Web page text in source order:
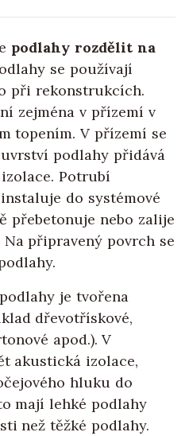
podlahy rozdělit na
se používají
při rekonstrukcích.
zejména v přízemí v
topením. V přízemí se
podlahy přidává
Potrubí
do systémové
přebetonuje nebo zalije
připravený povrch se
je tvořena
dřevotřískové,
apod.). V
akustická izolace,
hluku do
mají lehké podlahy
než těžké podlahy.